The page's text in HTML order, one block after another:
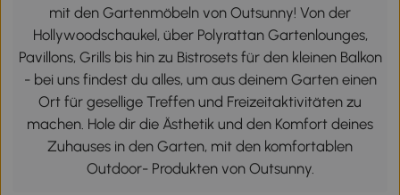
mit den Gartenmöbeln von Outsunny! Von der
Hollywoodschaukel, über Polyrattan Gartenlounges,
Pavillons, Grills bis hin zu Bistrosets für den kleinen Balkon
- bei uns findest du alles, um aus deinem Garten einen
Ort für gesellige Treffen und Freizeitaktivitäten zu
machen. Hole dir die Ästhetik und den Komfort deines
Zuhauses in den Garten, mit den komfortablen
Outdoor- Produkten von Outsunny.